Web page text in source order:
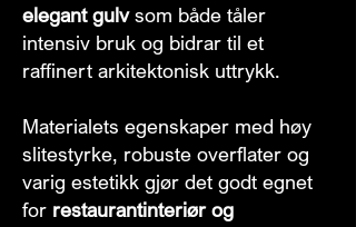
elegant gulvsom både tåler
intensiv bruk og bidrar til et
raffinert arkitektonisk uttrykk.
Materialets egenskaper med høy
slitestyrke, robuste overflater og
varig estetikk gjør det godt egnet
for restaurantinteriør og